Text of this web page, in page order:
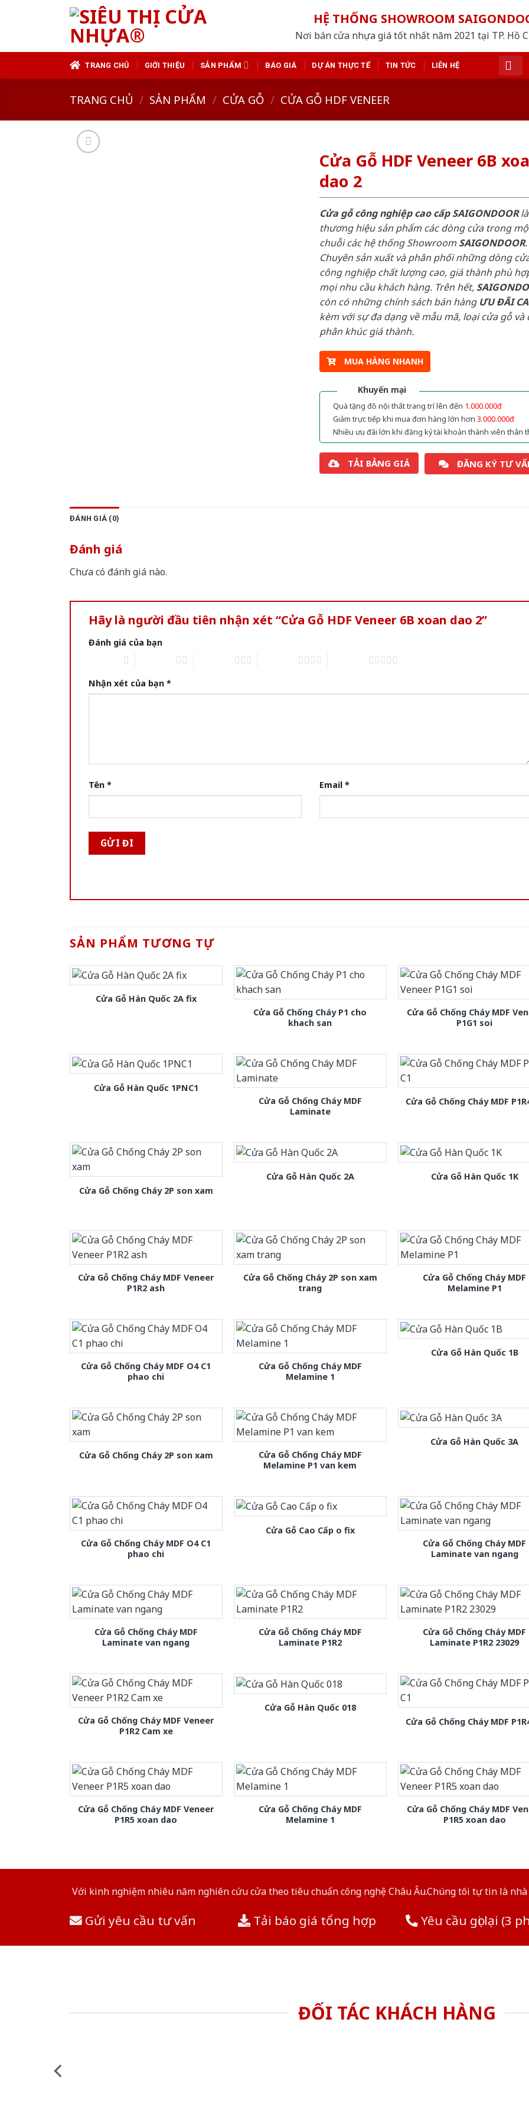
HỆ THỐNG SHOWROOM
Nơi bán cửa nhựa giá tốt nhất năm 2021 tại TP. Hồ
TRANG CHỦ GIỚI THIỆU SẢN PHẨM BÁO GIÁ DỰ ÁN THỰC TẾ TIN TỨC LIÊN HỆ
TRANG CHỦ / SẢN PHẨM / CỬA GỖ / CỬA GỖ HDF VENEER
Cửa Gỗ HDF Veneer 6B
dao 2
Cửa gỗ công nghiệp cao cấp SAIGONDOORlà
thương hiệu sản phẩm các dòng cửa trong
chuỗi các hệ thống ShowroomSAIGONDOOR.
Chuyên sản xuất và phân phối những dòng
công nghiệp chất lượng cao, giá thành phù
mọi nhu cầu khách hàng. Trên hết,
còn có những chính sách bán hàng ƯU ĐÃI
kèm với sự đa dạng về mẫu mã, loại cửa gỗ và
phân khúc giá thành.
MUA HÀNG NHANH
Khuyến mại
Quà tặng đồ nội thất trang trí lên đến 1.000.000đ
Giảm trực tiếp khi mua đơn hàng lớn hơn 3.000.000đ
Nhiều ưu đãi lớn khi đăng ký tài khoản thành viên thân
TẢI BẢNG GIÁ ĐĂNG KÝ TƯ
ĐÁNH GIÁ (0)
Đánh giá
Chưa có đánh giá nào.
Hãy là người đầu tiên nhận xét “Cửa Gỗ HDF Veneer 6B xoan dao 2”
Đánh giá của bạn
Nhận xét của bạn *
Tên * Email *
SẢN PHẨM TƯƠNG TỰ
Cửa Gỗ Hàn Quốc 2A fix
Cửa Gỗ Chống Cháy P1 cho
khach san
Cửa Gỗ Chống Cháy MDF
P1G1 soi
Cửa Gỗ Hàn Quốc 1PNC1
Cửa Gỗ Chống Cháy MDF
Laminate
Cửa Gỗ Chống Cháy MDF
Cửa Gỗ Chống Cháy 2P son xam
Cửa Gỗ Hàn Quốc 2A Cửa Gỗ Hàn Quốc 1K
Cửa Gỗ Chống Cháy MDF Veneer
P1R2 ash
Cửa Gỗ Chống Cháy 2P son xam
trang
Cửa Gỗ Chống Cháy MDF
Melamine P1
Cửa Gỗ Chống Cháy MDF O4 C1
phao chi
Cửa Gỗ Chống Cháy MDF
Melamine 1
Cửa Gỗ Hàn Quốc 1B
Cửa Gỗ Chống Cháy 2P son xam
Cửa Gỗ Chống Cháy MDF
Melamine P1 van kem
Cửa Gỗ Hàn Quốc 3A
Cửa Gỗ Chống Cháy MDF O4 C1
phao chi
Cửa Gỗ Cao Cấp o fix
Cửa Gỗ Chống Cháy MDF
Laminate van ngang
Cửa Gỗ Chống Cháy MDF
Laminate van ngang
Cửa Gỗ Chống Cháy MDF
Laminate P1R2
Cửa Gỗ Chống Cháy MDF
Laminate P1R2 23029
Cửa Gỗ Chống Cháy MDF Veneer
P1R2 Cam xe
Cửa Gỗ Hàn Quốc 018
Cửa Gỗ Chống Cháy MDF
Cửa Gỗ Chống Cháy MDF Veneer
P1R5 xoan dao
Cửa Gỗ Chống Cháy MDF
Melamine 1
Cửa Gỗ Chống Cháy MDF
P1R5 xoan dao
Với kinh nghiệm nhiêu năm nghiên cứu cửa theo tiêu chuẩn công nghệ Châu Âu.Chúng tôi tự tin là
Gửi yêu cầu tư vấn Tải báo giá tổng hợp Yêu cầu gọi lại (3
ĐỐI TÁC KHÁCH HÀNG